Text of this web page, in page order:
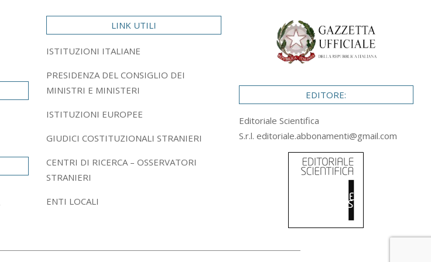
LINK UTILI
ISTITUZIONI ITALIANE
PRESIDENZA DEL CONSIGLIO DEI
MINISTRI E MINISTERI
ISTITUZIONI EUROPEE
GIUDICI COSTITUZIONALI STRANIERI
CENTRI DI RICERCA – OSSERVATORI
STRANIERI
ENTI LOCALI
EDITORE:
Editoriale Scientifica
S.r.l. editoriale.abbonamenti@gmail.com